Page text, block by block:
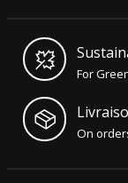
For
On